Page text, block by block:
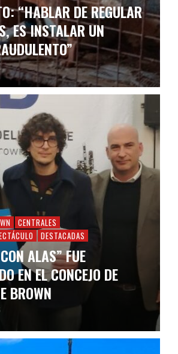
“HABLAR DE REGULAR
ES INSTALAR UN
CENTRALES
DESTACADAS
ALAS” FUE
EN EL CONCEJO DE
BROWN